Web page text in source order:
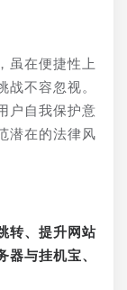
虽在便捷性上
不容忽视。
户自我保护意
潜在的法律风
转、提升网站
与挂机宝、